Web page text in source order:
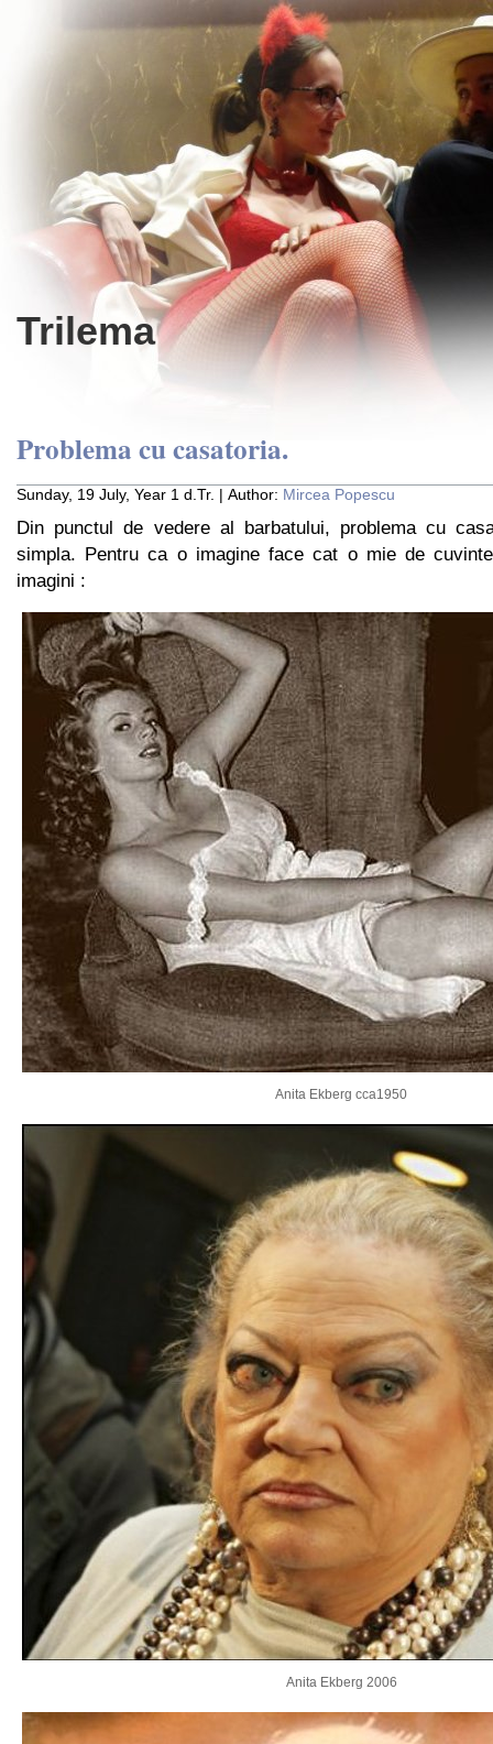
Trilema
Problema cu casatoria.
Sunday, 19 July, Year 1 d.Tr. | Author: Mircea Popescu
Din punctul de vedere al barbatului, problema cu
simpla. Pentru ca o imagine face cat o mie de
imagini :
Anita Ekberg cca1950
Anita Ekberg 2006